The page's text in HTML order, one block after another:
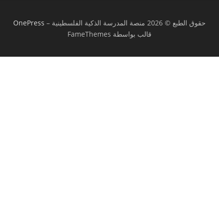
حقوق الطبع © 2026 منصة المدرسة الذكية الفلسطينية –
OnePress
قالب بواسطة FameThemes